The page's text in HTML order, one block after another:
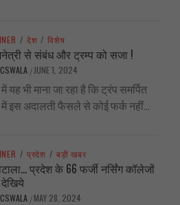
/ देश / विशेष
से संबंध और ट्रम्प को सजा !
/ JUNE 1, 2024
यह भी माना जा रहा है कि ट्रंप समर्पित
इस अदालती फैसले से कोई फर्क नहीं...
/ प्रदेश / बड़ी खबर
प्रदेश के 66 फर्जी नर्सिंग कॉलेजों
/ MAY 28, 2024